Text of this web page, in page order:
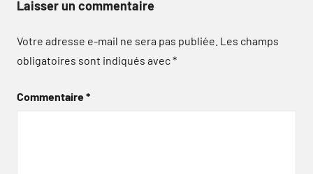
Laisser un commentaire
Votre adresse e-mail ne sera pas publiée. Les champs
obligatoires sont indiqués avec*
Commentaire*